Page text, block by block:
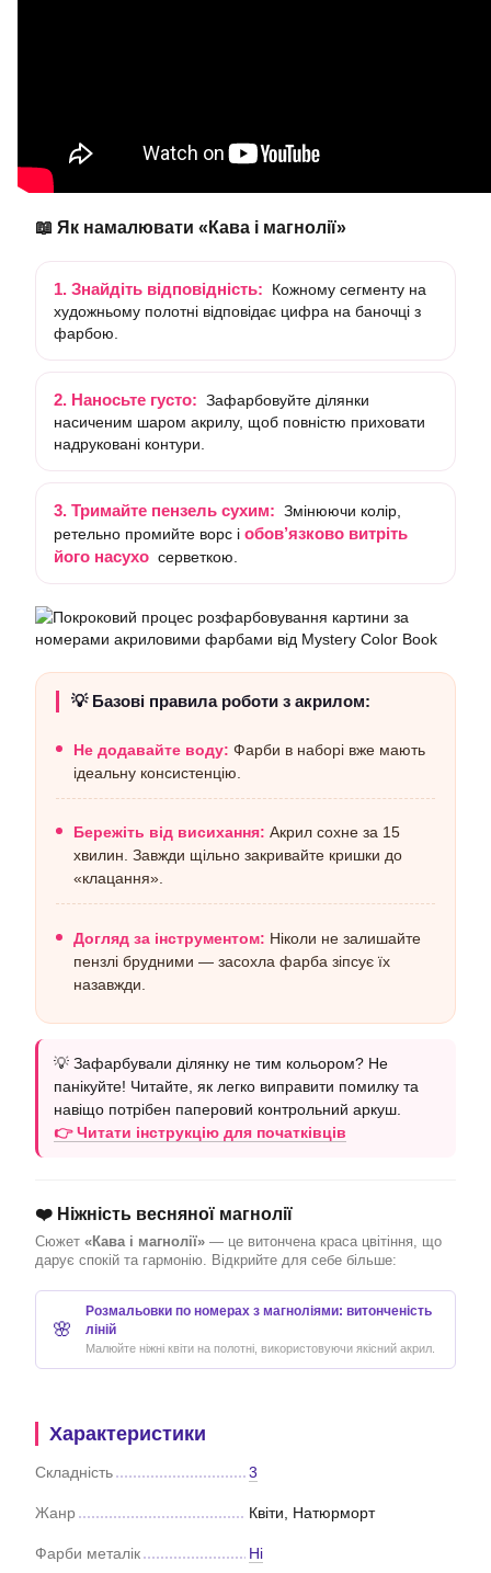
📖 Як намалювати «Кава і магнолії»
1. Знайдіть відповідність:
Кожному сегменту на
художньому полотні відповідає цифра на баночці з
фарбою.
2. Наносьте густо: Зафарбовуйте ділянки
насиченим шаром акрилу, щоб повністю приховати
надруковані контури.
3. Тримайте пензель сухим: Змінюючи колір,
ретельно промийте ворс і обов’язково витріть
його насухо серветкою.
💡 Базові правила роботи з акрилом:
Не додавайте воду: Фарби в наборі вже мають
ідеальну консистенцію.
Бережіть від висихання: Акрил сохне за 15
хвилин. Завжди щільно закривайте кришки до
«клацання».
Догляд за інструментом: Ніколи не залишайте
пензлі брудними — засохла фарба зіпсує їх
назавжди.
💡 Зафарбували ділянку не тим кольором? Не
панікуйте! Читайте, як легко виправити помилку та
навіщо потрібен паперовий контрольний аркуш.
👉 Читати інструкцію для початківців
❤️ Ніжність весняної магнолії
Сюжет «Кава і магнолії» — це витончена краса цвітіння, що
дарує спокій та гармонію. Відкрийте для себе більше:
🌸
Розмальовки по номерах з магноліями: витонченість
ліній
Малюйте ніжні квіти на полотні, використовуючи якісний акрил.
Характеристики
Складність 3
Жанр Квіти, Натюрморт
Фарби металік Ні